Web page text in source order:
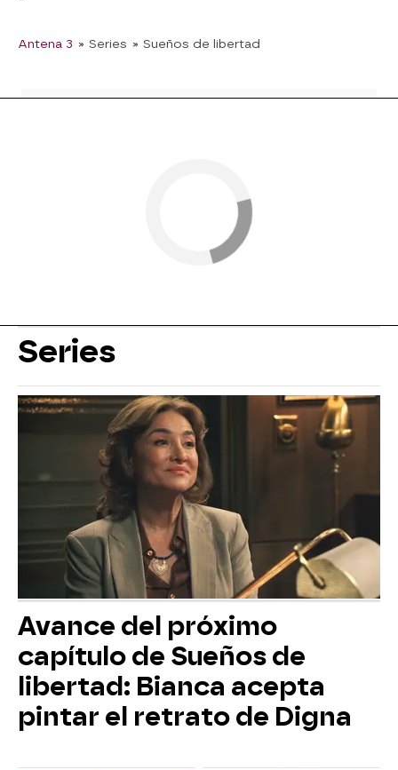
Antena 3 » Series » Sueños de libertad
Series
Avance del próximo
capítulo de Sueños de
libertad: Bianca acepta
pintar el retrato de Digna